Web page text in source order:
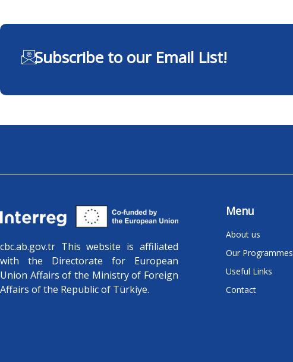
Subscribe to our Email List!
cbc.ab.gov.tr ​​This website is affiliated
with the Directorate for European
Union Affairs of the Ministry of Foreign
Affairs of the Republic of Türkiye.
Menu
About us
Our Programmes
Useful Links
Contact